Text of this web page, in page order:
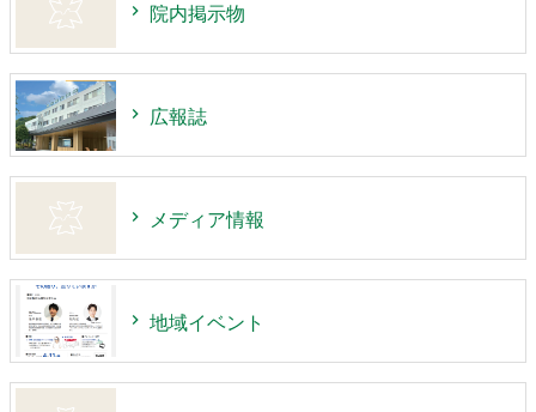
院内掲示物
広報誌
メディア情報
地域イベント